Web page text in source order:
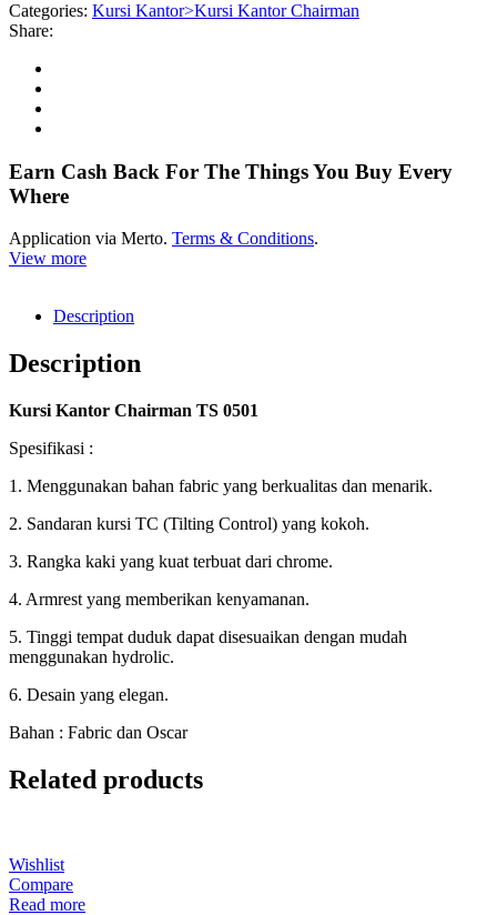
Categories: Kursi Kantor>Kursi Kantor Chairman
Share:
Earn Cash Back For The Things You Buy Every
Where
Application via Merto. Terms & Conditions.
View more
Description
Description
Kursi Kantor Chairman TS 0501
Spesifikasi :
1. Menggunakan bahan fabric yang berkualitas dan menarik.
2. Sandaran kursi TC (Tilting Control) yang kokoh.
3. Rangka kaki yang kuat terbuat dari chrome.
4. Armrest yang memberikan kenyamanan.
5. Tinggi tempat duduk dapat disesuaikan dengan mudah
menggunakan hydrolic.
6. Desain yang elegan.
Bahan : Fabric dan Oscar
Related products
Wishlist
Compare
Read more